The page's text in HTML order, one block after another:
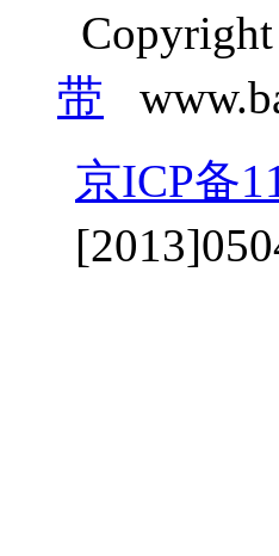
带
京ICP备